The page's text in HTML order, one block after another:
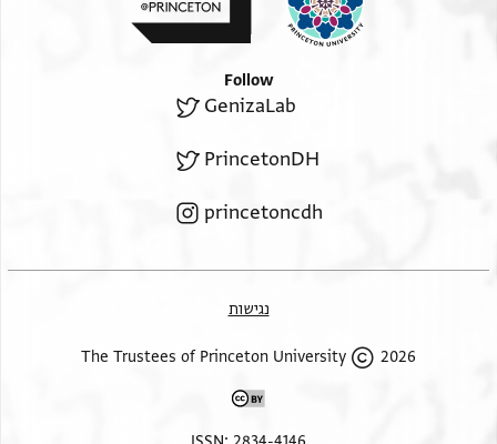
Follow
GenizaLab
PrincetonDH
princetoncdh
נגישות
2026 The Trustees of Princeton University